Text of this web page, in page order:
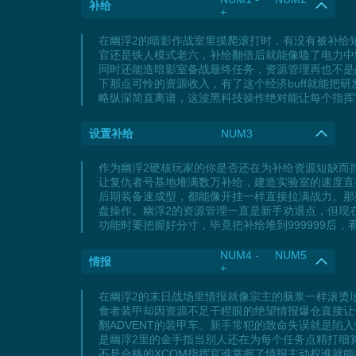
补给
+
在幽浮2的暗影作战室里摸爬滚打时，有没有被补
官还是铁人模式老六，补给翻倍后就能像嗑了电力
同时还能造暗影室备战最终任务，资源管理再也不
下那点可怜的资源收入，有了这个经济buff就能把
略纵深简直离谱，这波黑科技操作绝对能让每个指
设置补给 NUM3
作为幽浮2硬核玩家的你是否还在为补给资源短缺
让复仇者号基地堆满数万补给，建造实验室的速度
后期装备速成型，都能像开挂一样直接拉满战力。
盘操作。幽浮2的资源管理一直是新手劝退点，但
功能时要把握好分寸，毕竟把补给堆到999999后，
情报
NUM4 - NUM5
+
在幽浮2的末日战场里情报就像宗主的脑浆一样滚
食者装甲却因资源不足干瞪眼的绝望情报爆仓直接
翻ADVENT的装甲车。新手常犯的致命失误就是陷
是幽浮2里的金手指当别人还在为每个任务点精打